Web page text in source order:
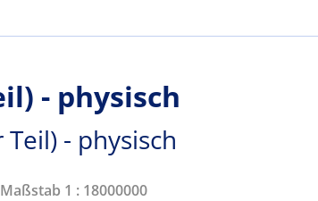
- physisch
- physisch
1 : 18000000